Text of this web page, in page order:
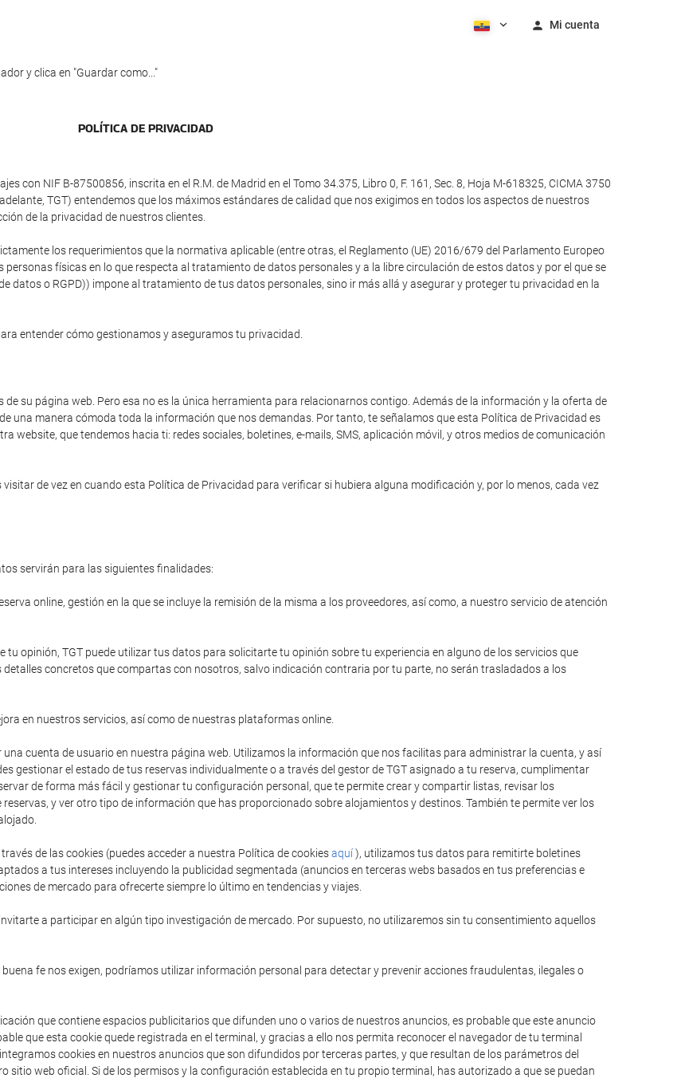
Mi cuenta
y clica en "Guardar como..."
POLÍTICA DE PRIVACIDAD
con NIF B-87500856, inscrita en el R.M. de Madrid en el Tomo 34.375, Libro 0, F. 161, Sec. 8, Hoja M-618325, CICMA 3750
TGT) entendemos que los máximos estándares de calidad que nos exigimos en todos los aspectos de nuestros
de la privacidad de nuestros clientes.
los requerimientos que la normativa aplicable (entre otras, el Reglamento (UE) 2016/679 del Parlamento Europeo
personas físicas en lo que respecta al tratamiento de datos personales y a la libre circulación de estos datos y por el que se
datos o RGPD)) impone al tratamiento de tus datos personales, sino ir más allá y asegurar y proteger tu privacidad en la
entender cómo gestionamos y aseguramos tu privacidad.
su página web. Pero esa no es la única herramienta para relacionarnos contigo. Además de la información y la oferta de
una manera cómoda toda la información que nos demandas. Por tanto, te señalamos que esta Política de Privacidad es
website, que tendemos hacia ti: redes sociales, boletines, e-mails, SMS, aplicación móvil, y otros medios de comunicación
de vez en cuando esta Política de Privacidad para verificar si hubiera alguna modificación y, por lo menos, cada vez
servirán para las siguientes finalidades:
online, gestión en la que se incluye la remisión de la misma a los proveedores, así como, a nuestro servicio de atención
tu opinión, TGT puede utilizar tus datos para solicitarte tu opinión sobre tu experiencia en alguno de los servicios que
concretos que compartas con nosotros, salvo indicación contraria por tu parte, no serán trasladados a los
en nuestros servicios, así como de nuestras plataformas online.
cuenta de usuario en nuestra página web. Utilizamos la información que nos facilitas para administrar la cuenta, y así
gestionar el estado de tus reservas individualmente o a través del gestor de TGT asignado a tu reserva, cumplimentar
de forma más fácil y gestionar tu configuración personal, que te permite crear y compartir listas, revisar los
y ver otro tipo de información que has proporcionado sobre alojamientos y destinos. También te permite ver los
de las cookies (puedes acceder a nuestra Política de cookiesaquí), utilizamos tus datos para remitirte boletines
a tus intereses incluyendo la publicidad segmentada (anuncios en terceras webs basados en tus preferencias e
de mercado para ofrecerte siempre lo último en tendencias y viajes.
a participar en algún tipo investigación de mercado. Por supuesto, no utilizaremos sin tu consentimiento aquellos
buena fe nos exigen, podríamos utilizar información personal para detectar y prevenir acciones fraudulentas, ilegales o
que contiene espacios publicitarios que difunden uno o varios de nuestros anuncios, es probable que este anuncio
que esta cookie quede registrada en el terminal, y gracias a ello nos permita reconocer el navegador de tu terminal
cookies en nuestros anuncios que son difundidos por terceras partes, y que resultan de los parámetros del
web oficial. Si de los permisos y la configuración establecida en tu propio terminal, has autorizado a que se puedan